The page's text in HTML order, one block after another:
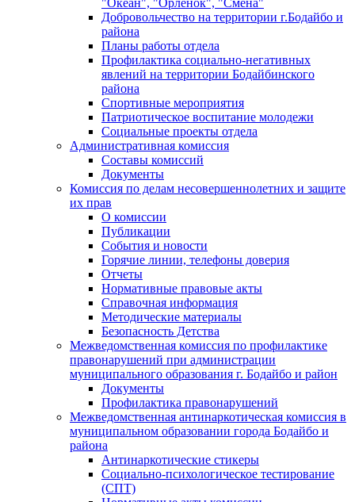
"Океан", "Орленок", "Смена"
Добровольчество на территории г.Бодайбо и
района
Планы работы отдела
Профилактика социально-негативных
явлений на территории Бодайбинского
района
Спортивные мероприятия
Патриотическое воспитание молодежи
Социальные проекты отдела
Административная комиссия
Составы комиссий
Документы
Комиссия по делам несовершеннолетних и защите
их прав
О комиссии
Публикации
События и новости
Горячие линии, телефоны доверия
Отчеты
Нормативные правовые акты
Справочная информация
Методические материалы
Безопасность Детства
Межведомственная комиссия по профилактике
правонарушений при администрации
муниципального образования г. Бодайбо и район
Документы
Профилактика правонарушений
Межведомственная антинаркотическая комиссия в
муниципальном образовании города Бодайбо и
района
Антинаркотические стикеры
Социально-психологическое тестирование
(СПТ)